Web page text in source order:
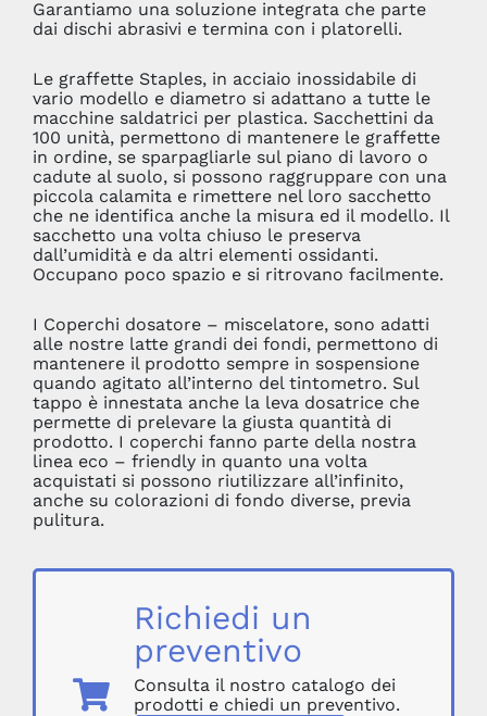
Garantiamo una soluzione integrata che parte
dai dischi abrasivi e termina con i platorelli.
Le graffette Staples, in acciaio inossidabile di
vario modello e diametro si adattano a tutte le
macchine saldatrici per plastica. Sacchettini da
100 unità, permettono di mantenere le graffette
in ordine, se sparpagliarle sul piano di lavoro o
cadute al suolo, si possono raggruppare con una
piccola calamita e rimettere nel loro sacchetto
che ne identifica anche la misura ed il modello. Il
sacchetto una volta chiuso le preserva
dall’umidità e da altri elementi ossidanti.
Occupano poco spazio e si ritrovano facilmente.
I Coperchi dosatore – miscelatore, sono adatti
alle nostre latte grandi dei fondi, permettono di
mantenere il prodotto sempre in sospensione
quando agitato all’interno del tintometro. Sul
tappo è innestata anche la leva dosatrice che
permette di prelevare la giusta quantità di
prodotto. I coperchi fanno parte della nostra
linea eco – friendly in quanto una volta
acquistati si possono riutilizzare all’infinito,
anche su colorazioni di fondo diverse, previa
pulitura.
Richiedi un
preventivo
Consulta il nostro catalogo dei
prodotti e chiedi un preventivo.